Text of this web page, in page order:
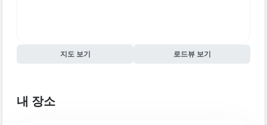
지도 보기 로드뷰 보기
내 장소